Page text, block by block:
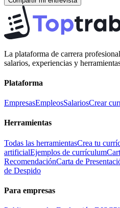
La plataforma de carrera
salarios, experiencias y
Plataforma
EmpresasEmpleosSalariosCrear
Herramientas
Todas las herramientasCrea tu
artificialEjemplos de currículum
RecomendaciónCarta de
de Despido
Para empresas